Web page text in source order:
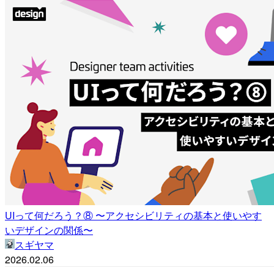
UIって何だろう？⑧ 〜アクセシビリティの基本と使いやす
いデザインの関係〜
スギヤマ
2026.02.06